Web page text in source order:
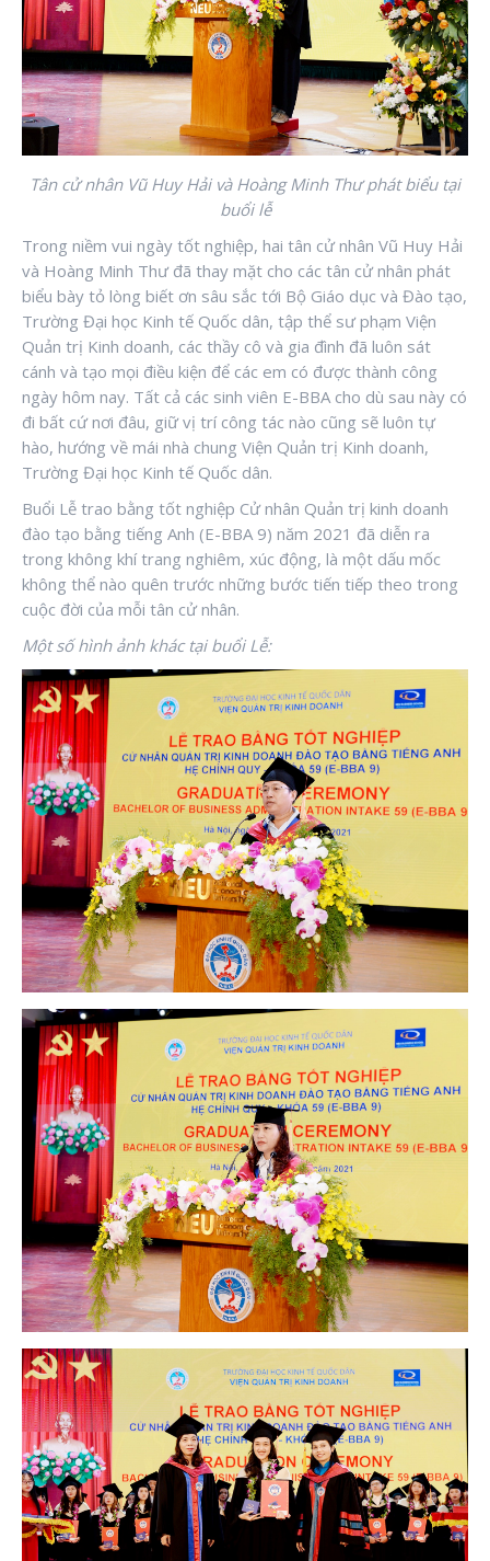
Tân cử nhân Vũ Huy Hải và Hoàng Minh Thư phát biểu tại
buổi lễ
Trong niềm vui ngày tốt nghiệp, hai tân cử nhân Vũ Huy Hải
và Hoàng Minh Thư đã thay mặt cho các tân cử nhân phát
biểu bày tỏ lòng biết ơn sâu sắc tới Bộ Giáo dục và Đào tạo,
Trường Đại học Kinh tế Quốc dân, tập thể sư phạm Viện
Quản trị Kinh doanh, các thầy cô và gia đình đã luôn sát
cánh và tạo mọi điều kiện để các em có được thành công
ngày hôm nay. Tất cả các sinh viên E-BBA cho dù sau này có
đi bất cứ nơi đâu, giữ vị trí công tác nào cũng sẽ luôn tự
hào, hướng về mái nhà chung Viện Quản trị Kinh doanh,
Trường Đại học Kinh tế Quốc dân.
Buổi Lễ trao bằng tốt nghiệp Cử nhân Quản trị kinh doanh
đào tạo bằng tiếng Anh (E-BBA 9) năm 2021 đã diễn ra
trong không khí trang nghiêm, xúc động, là một dấu mốc
không thể nào quên trước những bước tiến tiếp theo trong
cuộc đời của mỗi tân cử nhân.
Một số hình ảnh khác tại buổi Lễ: